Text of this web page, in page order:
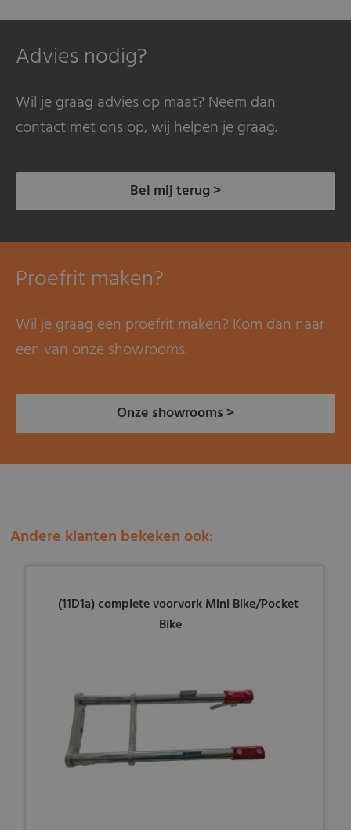
Advies nodig?
Wil je graag advies op maat? Neem dan
contact met ons op, wij helpen je graag.
Bel mij terug >
Proefrit maken?
Wil je graag een proefrit maken? Kom dan naar
een van onze showrooms.
Onze showrooms >
Andere klanten bekeken ook:
(11D1a) complete voorvork Mini Bike/Pocket
Bike